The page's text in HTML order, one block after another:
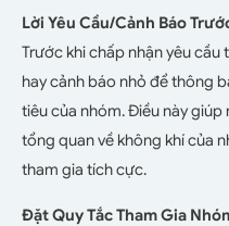
Lời Yêu Cầu/Cảnh Báo
Trước khi chấp nhận yêu
hay cảnh báo nhỏ để thông
tiêu của nhóm. Điều này
tổng quan về không khí của
tham gia tích cực.
Đặt Quy Tắc Tham Gia